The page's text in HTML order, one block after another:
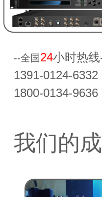
--全国24小时热线
1391-0124-6332
1800-0134-9636
我们的